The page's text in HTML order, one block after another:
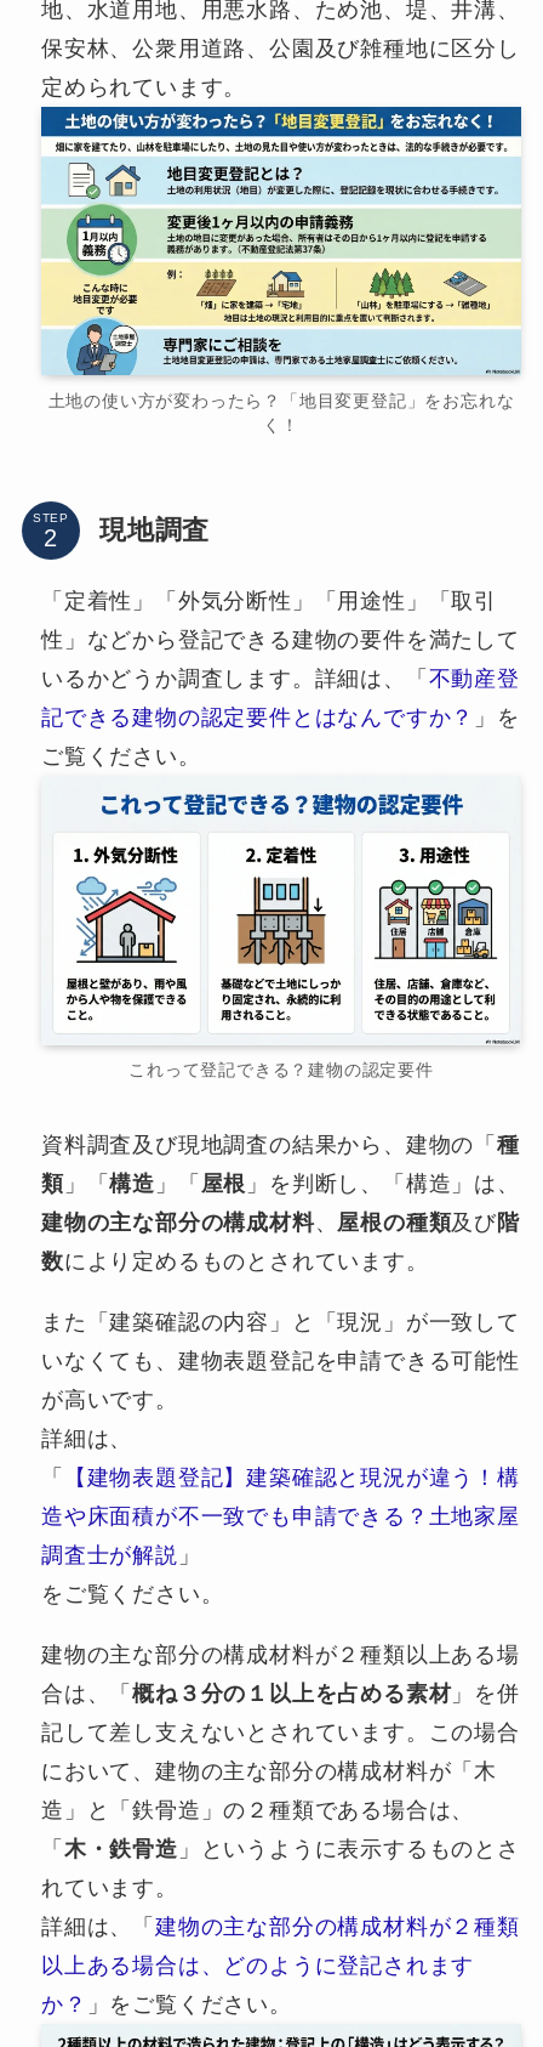
地、水道用地、用悪水路、ため池、堤、井溝、
保安林、公衆用道路、公園及び雑種地に区分し
定められています。
土地の使い方が変わったら？「地目変更登記」をお忘れな
く！
STEP 現地調査
「定着性」「外気分断性」「用途性」「取引
性」などから登記できる建物の要件を満たして
いるかどうか調査します。詳細は、「 不動産登
記できる建物の認定要件とはなんですか？ 」を
ご覧ください。
これって登記できる？建物の認定要件
資料調査及び現地調査の結果から、建物の「種
類 」「構造 」「 屋根 」を判断し、「構造」は、
建物の主な部分の構成材料、 屋根の種類及び階
数により定めるものとされています。
また「建築確認の内容」と「現況」が一致して
いなくても、建物表題登記を申請できる可能性
が高いです。
詳細は、
「
【建物表題登記】建築確認と現況が違う！構
造や床面積が不一致でも申請できる？土地家屋
調査士が解説 」
をご覧ください。
建物の主な部分の構成材料が２種類以上ある場
合は、「概ね３分の１以上を占める素材」を併
記して差し支えないとされています。この場合
において、建物の主な部分の構成材料が「木
造」と「鉄骨造」の２種類である場合は、
「 木・鉄骨造 」というように表示するものとさ
れています。
詳細は、「 建物の主な部分の構成材料が２種類
以上ある場合は、どのように登記されます
か？ 」をご覧ください。